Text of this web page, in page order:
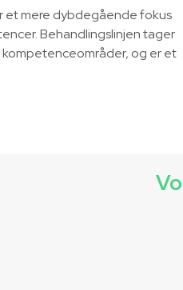
et mere dybdegående fokus
Behandlingslinjen tager
og er et